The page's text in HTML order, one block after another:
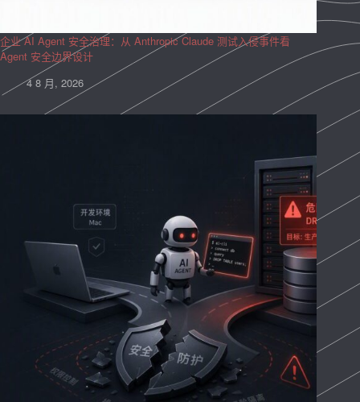
企业 AI Agent 安全治理：从 Anthropic Claude 测试入侵事件看
Agent 安全边界设计
4 8 月, 2026